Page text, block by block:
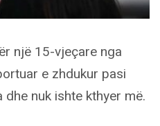
një 15-vjeçare nga
e zhdukur pasi
nuk ishte kthyer më.